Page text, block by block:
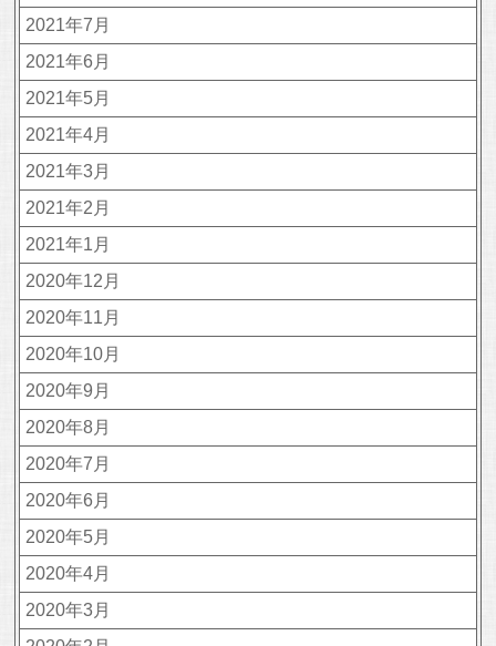
2021年7月
2021年6月
2021年5月
2021年4月
2021年3月
2021年2月
2021年1月
2020年12月
2020年11月
2020年10月
2020年9月
2020年8月
2020年7月
2020年6月
2020年5月
2020年4月
2020年3月